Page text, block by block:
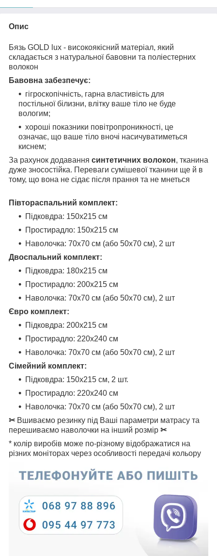
Опис
Бязь GOLD lux - високоякісний матеріал, який
складається з натуральної бавовни та поліестерних
волокон
Бавовна забезпечує:
гігроскопічність, гарна властивість для
постільної білизни, влітку ваше тіло не буде
вологим;
хороші показники повітропроникності, це
означає, що ваше тіло вночі насичуватиметься
киснем;
За рахунок додавання синтетичних волокон, тканина
дуже зносостійка. Переваги сумішевої тканини ще й в
тому, що вона не сідає після прання та не мнеться
Півтораспальний комплект:
Підковдра: 150x215 см
Простирадло: 150х215 см
Наволочка: 70x70 см (або 50х70 см), 2 шт
Двоспальний комплект:
Підковдра: 180x215 см
Простирадло: 200x215 см
Наволочка: 70x70 см (або 50х70 см), 2 шт
Євро комплект:
Підковдра: 200x215 см
Простирадло: 220x240 см
Наволочка: 70x70 см (або 50х70 см), 2 шт
Сімейний комплект:
Підковдра: 150x215 см, 2 шт.
Простирадло: 220x240 см
Наволочка: 70x70 см (або 50х70 см), 2 шт
✂ Вшиваємо резинку під Ваші параметри матрасу та
перешиваємо наволочки на інший розмір ✂
* колір виробів може по-різному відображатися на
різних моніторах через особливості передачі кольору